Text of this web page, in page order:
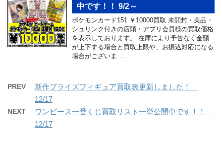
中です！！ 9/2～
ポケモンカード151 ￥10000買取 未開封・美品・
シュリンク付きの店頭・アプリ会員様の買取価格
を表示しております。 在庫により予告なく金額
が上下する場合と買取上限や、お振込対応になる
場合がございま …
PREV
新作プライズフィギュア買取表更新しました！
12/17
NEXT
ワンピース一番くじ買取リスト一挙公開中です！！
12/17